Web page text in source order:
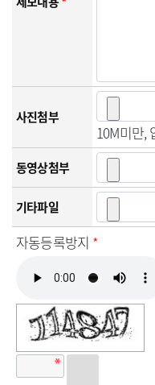
사진첨부
10M미만,
동영상첨부
기타파일
자동등록방지 *